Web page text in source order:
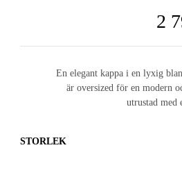
2
En elegant kappa i en lyxig
är oversized för en modern
utrustad med
STORLEK